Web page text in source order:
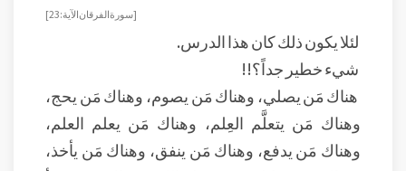
[ سورة الفرقان الآية: 23]
لئلا يكون ذلك كان هذا الدرس.
شيء خطير جداً؟!!
هناك مَن يصلي، وهناك مَن يصوم، وهناك مَن يحج،
وهناك مَن يتعلَّم العِلم، وهناك مَن يعلم العلم،
وهناك مَن يدفع، وهناك مَن ينفق، وهناك مَن يأخذ،